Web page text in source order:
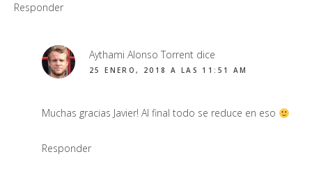
Responder
Aythami Alonso Torrent dice
25 ENERO, 2018 A LAS 11:51 AM
Muchas gracias Javier! Al final todo se reduce en eso
Responder